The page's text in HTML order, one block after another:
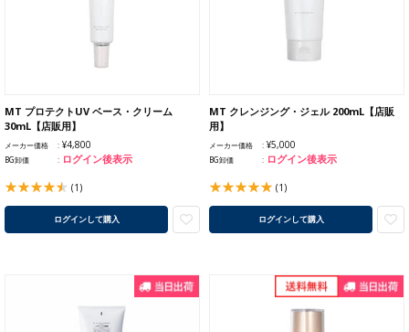
MT プロテクトUV ベース・クリーム
30mL【店販用】
メーカー価格 ¥4,800
BG卸価 ログイン後表示
(1)
ログインして購入
MT クレンジング・ジェル 200mL【店販
用】
メーカー価格 ¥5,000
BG卸価 ログイン後表示
(1)
ログインして購入